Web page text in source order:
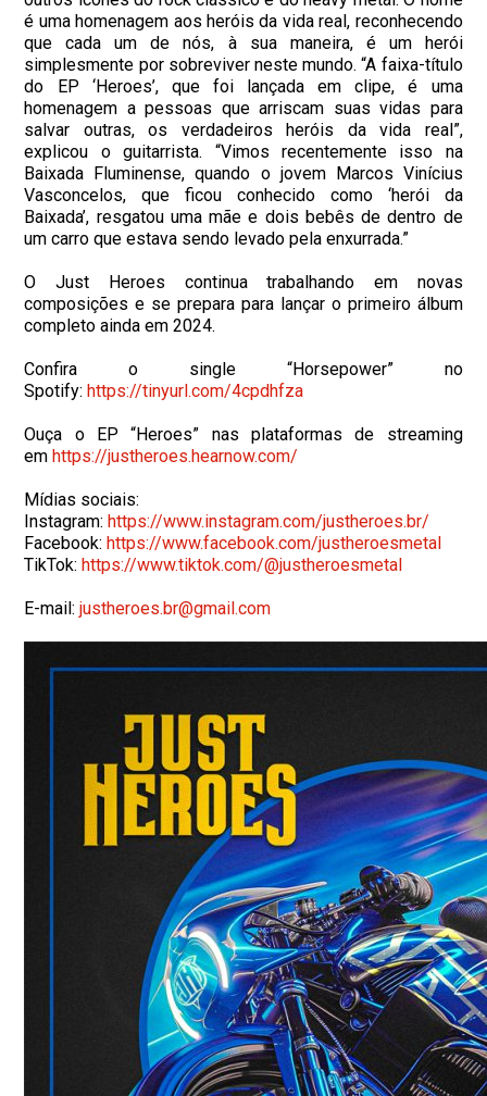
é uma homenagem aos heróis da vida real, reconhecendo
que cada um de nós, à sua maneira, é um herói
simplesmente por sobreviver neste mundo. “A faixa-título
do EP ‘Heroes’, que foi lançada em clipe, é uma
homenagem a pessoas que arriscam suas vidas para
salvar outras, os verdadeiros heróis da vida real”,
explicou o guitarrista. “Vimos recentemente isso na
Baixada Fluminense, quando o jovem Marcos Vinícius
Vasconcelos, que ficou conhecido como ‘herói da
Baixada’, resgatou uma mãe e dois bebês de dentro de
um carro que estava sendo levado pela enxurrada.”
O Just Heroes continua trabalhando em novas
composições e se prepara para lançar o primeiro álbum
completo ainda em 2024.
Confira o single “Horsepower” no
Spotify:https://tinyurl.com/4cpdhfza
Ouça o EP “Heroes” nas plataformas de streaming
emhttps://justheroes.hearnow.com/
Mídias sociais:
Instagram:https://www.instagram.com/justheroes.br/
Facebook:https://www.facebook.com/justheroesmetal
TikTok:https://www.tiktok.com/@justheroesmetal
E-mail:justheroes.br@gmail.com